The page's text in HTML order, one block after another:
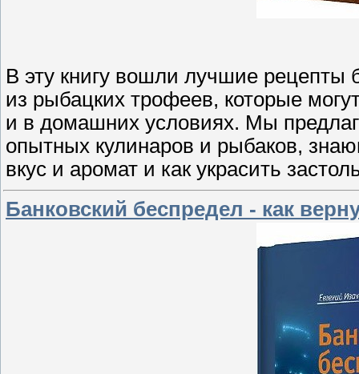
В эту книгу вошли лучшие
из рыбацких трофеев, которые
и в домашних условиях. Мы
опытных кулинаров и рыбаков,
вкус и аромат и как украсить
Банковский беспредел - как